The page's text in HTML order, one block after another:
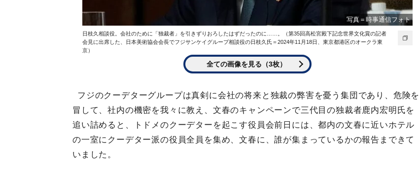
写真＝時事通信フォト
日枝久相談役。会社のために「独裁者」を引きずりおろしたはずだったのに……。（第35回高松宮殿下記念世界文化賞の記者
会見に出席した、日本美術協会会長でフジサンケイグループ相談役の日枝久氏＝2024年11月18日、東京都港区のオークラ東
京）
全ての画像を見る（3枚）
フジのクーデターグループは真剣に会社の将来と独裁の弊害を憂う集団であり、危険を
冒して、社内の機密を我々に教え、文春のキャンペーンで三代目の独裁者鹿内宏明氏を
追い詰めると、トドメのクーデターを起こす役員会前日には、都内の文春に近いホテル
の一室にクーデター派の役員全員を集め、文春に、誰が集まっているかの報告まできて
いました。